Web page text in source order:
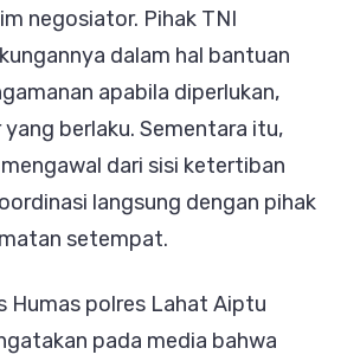
negosiator. Pihak TNI
dalam hal bantuan
apabila diperlukan,
berlaku. Sementara itu,
dari sisi ketertiban
langsung dengan pihak
setempat.
Humas polres Lahat Aiptu
pada media bahwa